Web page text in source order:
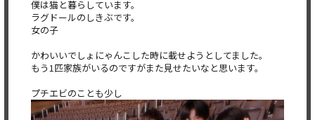
僕は猫と暮らしています。
ラグドールのしきぶです。
女の子
かわいいでしょにゃんこした時に載せようとしてました。
もう1匹家族がいるのですがまた見せたいなと思います。
プチエビのことも少し